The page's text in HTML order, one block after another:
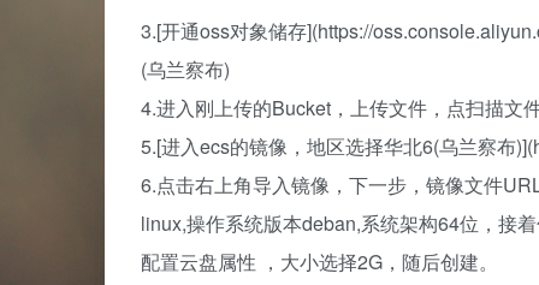
3.[开通oss对象储存](https://
(乌兰察布)
4.进入刚上传的Bucket，上传文件，点扫描文
5.[进入ecs的镜像，地区选择华北6(乌兰察布
6.点击右上角导入镜像，下一步，镜像文件
linux,操作系统版本deban,系统架构64位，接
配置云盘属性 ，大小选择2G，随后创建。